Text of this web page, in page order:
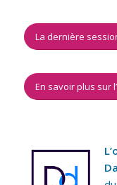
La dernière
En savoir plus sur